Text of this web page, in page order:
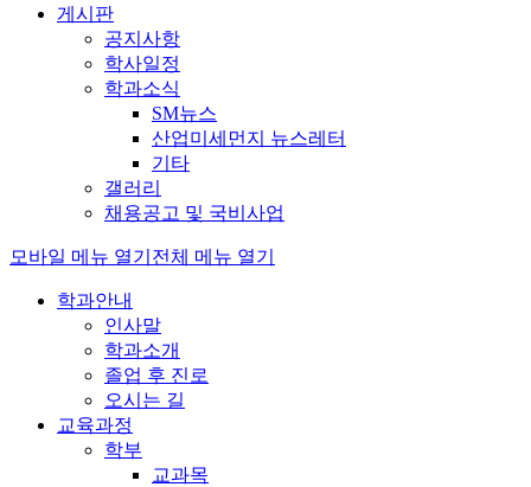
게시판
공지사항
학사일정
학과소식
SM뉴스
산업미세먼지 뉴스레터
기타
갤러리
채용공고 및 국비사업
모바일 메뉴 열기 전체 메뉴 열기
학과안내
인사말
학과소개
졸업 후 진로
오시는 길
교육과정
학부
교과목